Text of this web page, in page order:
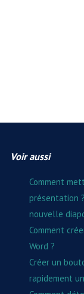
Voir aussi
Comment
présentation
nouvelle
Comment
Word ?
Créer un
rapidement